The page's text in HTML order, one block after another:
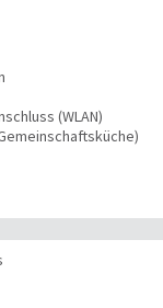
(WLAN)